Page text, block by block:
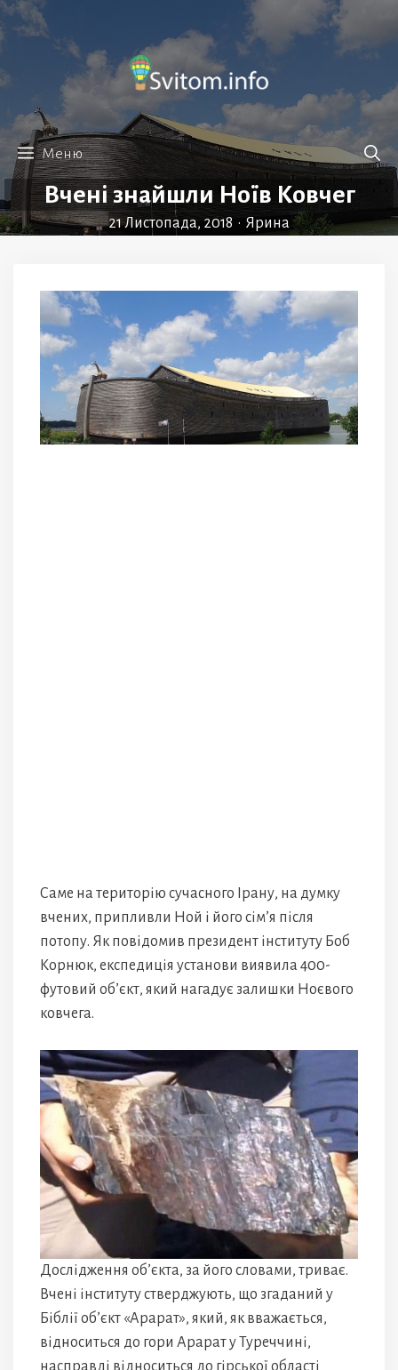
Перейти
до
Меню
Вчені знайшли Ноїв Ковчег
21 Листопада, 2018 • Ярина
Саме на територію сучасного Ірану, на думку
вчених, припливли Ной і його сім’я після
потопу. Як повідомив президент інституту Боб
Корнюк, експедиція установи виявила 400-
футовий об’єкт, який нагадує залишки Ноєвого
ковчега.
Дослідження об’єкта, за його словами, триває.
Вчені інституту стверджують, що згаданий у
Біблії об’єкт «Арарат», який, як вважається,
відноситься до гори Арарат у Туреччині,
насправді відноситься до гірської області